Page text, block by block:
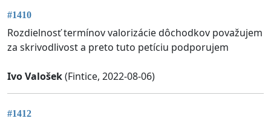
#1410
Rozdielnosť termínov valorizácie dôchodkov považujem
za skrivodlivost a preto tuto petíciu podporujem
Ivo Valošek(Fintice, 2022-08-06)
#1412